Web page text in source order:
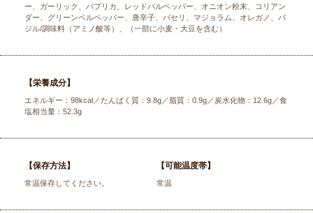
ー、ガーリック、パプリカ、レッドバルペッパー、オニオン粉末、コリアン
ダー、グリーンベルペッパー、唐辛子、パセリ、マジョラム、オレガノ、バ
ジル/調味料（アミノ酸等）、（一部に小麦・大豆を含む）
【栄養成分】
エネルギー：98kcal／たんぱく質：9.8g／脂質：0.9g／炭水化物：12.6g／食
塩相当量：52.3g
【保存方法】
常温保存してください。
【可能温度帯】
常温